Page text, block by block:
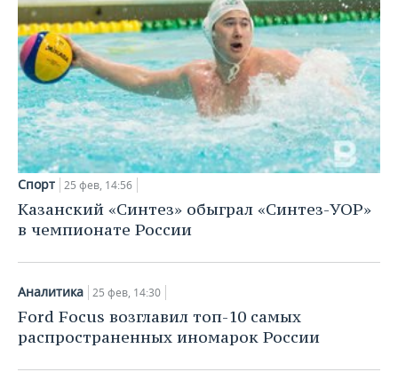
Спорт 25 фев, 14:56
Казанский «Синтез» обыграл «Синтез-УОР»
в чемпионате России
Аналитика 25 фев, 14:30
Ford Focus возглавил топ-10 самых
распространенных иномарок России